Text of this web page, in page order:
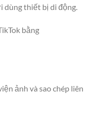
dùng thiết bị di động.
bằng
ảnh và sao chép liên